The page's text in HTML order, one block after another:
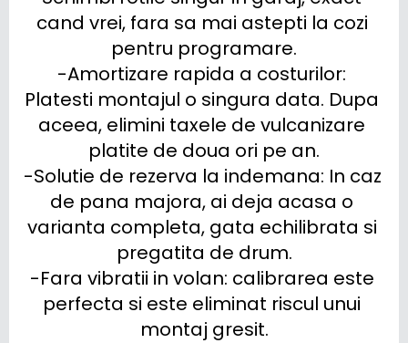
cand vrei, fara sa mai astepti la cozi
pentru programare.
-Amortizare rapida a costurilor:
Platesti montajul o singura data. Dupa
aceea, elimini taxele de vulcanizare
platite de doua ori pe an.
-Solutie de rezerva la indemana: In caz
de pana majora, ai deja acasa o
varianta completa, gata echilibrata si
pregatita de drum.
-Fara vibratii in volan: calibrarea este
perfecta si este eliminat riscul unui
montaj gresit.